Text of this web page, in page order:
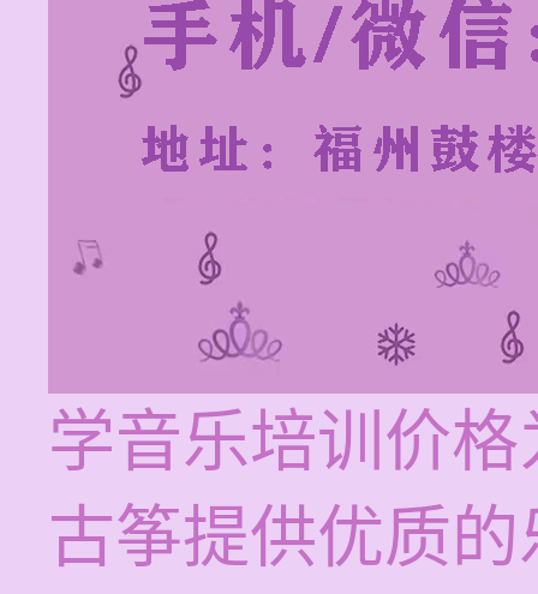
学音乐培训价
古筝提供优质